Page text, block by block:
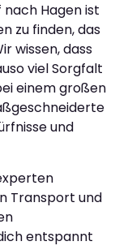
Hagen ist
zu finden, das
wissen, dass
viel Sorgfalt
einem großen
und
Transport und
entspannt